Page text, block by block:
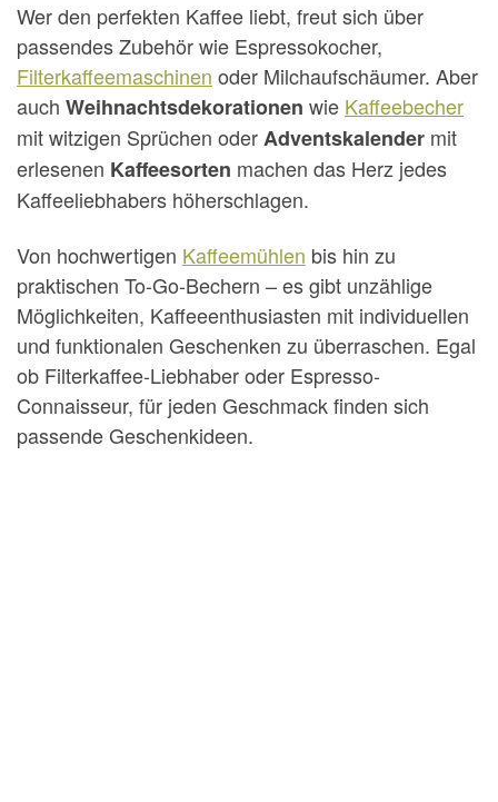
Wer den perfekten Kaffee liebt, freut sich über
passendes Zubehör wie Espressokocher,
Filterkaffeemaschinen oder Milchaufschäumer. Aber
auch Weihnachtsdekorationen wie Kaffeebecher
mit witzigen Sprüchen oderAdventskalender mit
erlesenen Kaffeesorten machen das Herz jedes
Kaffeeliebhabers höherschlagen.
Von hochwertigen Kaffeemühlen bis hin zu
praktischen To-Go-Bechern – es gibt unzählige
Möglichkeiten, Kaffeeenthusiasten mit individuellen
und funktionalen Geschenken zu überraschen. Egal
ob Filterkaffee-Liebhaber oder Espresso-
Connaisseur, für jeden Geschmack finden sich
passende Geschenkideen.